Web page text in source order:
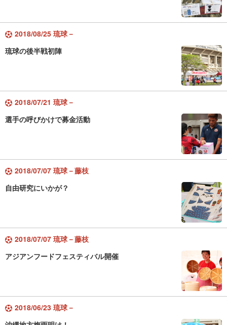
2018/08/25 琉球－
琉球の後半戦初陣
2018/07/21 琉球－
選手の呼びかけで募金活動
2018/07/07 琉球－藤枝
自由研究にいかが？
2018/07/07 琉球－藤枝
アジアンフードフェスティバル開催
2018/06/23 琉球－